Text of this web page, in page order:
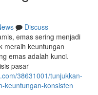
Discuss
emas sering menjadi
meraih keuntungan
emas adalah kunci.
pasar
38631001/tunjukkan-
keuntungan-konsisten